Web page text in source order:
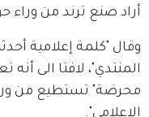
أراد صنع ترند من وراء
وقال "كلمة إعلامية
المنتدي"، لافتا الى
محرضة" تستطيع من
الإعلامي".